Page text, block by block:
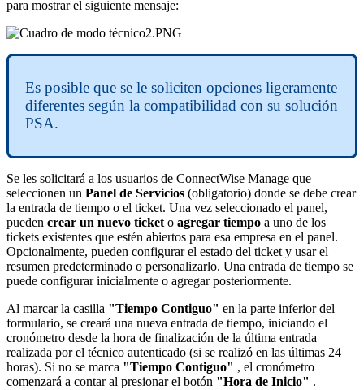
para mostrar el siguiente mensaje:
Es posible que se le soliciten opciones ligeramente
diferentes según la compatibilidad con su solución
PSA.
Se les solicitará a los usuarios de ConnectWise Manage que
seleccionen un Panel de Servicios (obligatorio) donde se debe crear
la entrada de tiempo o el ticket. Una vez seleccionado el panel,
pueden crear un nuevo ticket o agregar tiempo a uno de los
tickets existentes que estén abiertos para esa empresa en el panel.
Opcionalmente, pueden configurar el estado del ticket y usar el
resumen predeterminado o personalizarlo. Una entrada de tiempo se
puede configurar inicialmente o agregar posteriormente.
Al marcar la casilla "Tiempo Contiguo" en la parte inferior del
formulario, se creará una nueva entrada de tiempo, iniciando el
cronómetro desde la hora de finalización de la última entrada
realizada por el técnico autenticado (si se realizó en las últimas 24
horas). Si no se marca "Tiempo Contiguo" , el cronómetro
comenzará a contar al presionar el botón "Hora de Inicio" .